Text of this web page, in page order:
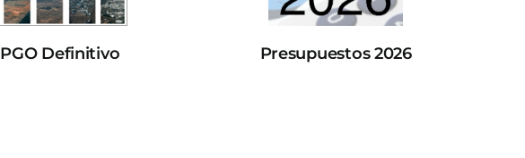
PGO Definitivo Presupuestos 2026